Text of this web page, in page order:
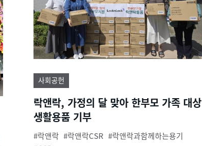
사회공헌
락앤락, 가정의 달 맞아 한부모 가족 대상
생활용품 기부
락앤락 락앤락CSR
락앤락과함께하는용기